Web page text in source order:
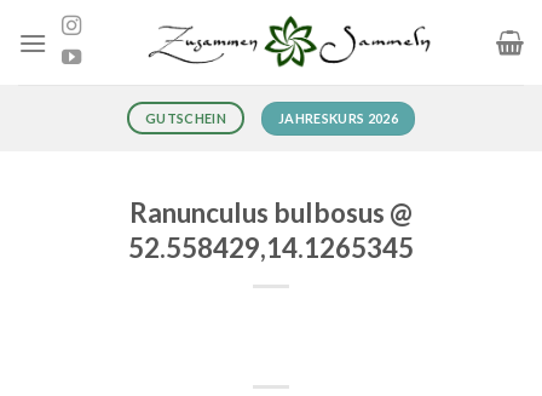
Inhalt
GUTSCHEIN JAHRESKURS 2026
Ranunculus bulbosus @
52.558429,14.1265345